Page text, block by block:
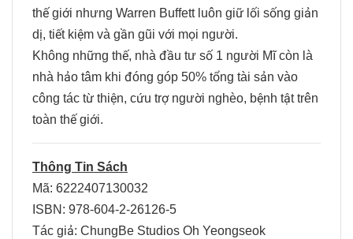
thế giới nhưng Warren Buffett luôn giữ lối sống giản
dị, tiết kiệm và gần gũi với mọi người.
Không những thế, nhà đầu tư số 1 người Mĩ còn là
nhà hảo tâm khi đóng góp 50% tổng tài sản vào
công tác từ thiện, cứu trợ người nghèo, bệnh tật trên
toàn thế giới.
Thông Tin Sách
Mã: 6222407130032
ISBN: 978-604-2-26126-5
Tác giả: ChungBe Studios Oh Yeongseok